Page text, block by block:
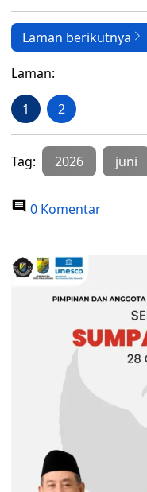
Laman berikutnya
Laman:
1 2
Tag: 2026 juni
0 Komentar